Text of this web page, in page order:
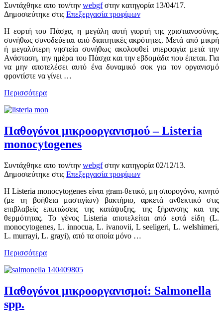
Συντάχθηκε απο τον/την webgfστην κατηγορία 13/04/17.
Δημοσιεύτηκε στις Επεξεργασία τροφίμων
Η εορτή του Πάσχα, η μεγάλη αυτή γιορτή της χριστιανοσύνης,
συνήθως συνοδεύεται από διαιτητικές ακρότητες. Μετά από μικρή
ή μεγαλύτερη νηστεία συνήθως ακολουθεί υπερφαγία μετά την
Ανάσταση, την ημέρα του Πάσχα και την εβδομάδα που έπεται. Για
να μην αποτελέσει αυτό ένα δυναμικό σοκ για τον οργανισμό
φροντίστε να γίνει …
Περισσότερα
Παθογόνοι μικροοργανισμού – Listeria
monocytogenes
Συντάχθηκε απο τον/την webgfστην κατηγορία 02/12/13.
Δημοσιεύτηκε στις Επεξεργασία τροφίμων
Η Listeria monocytogenes είναι gram-θετικό, μη σπορογόνο, κινητό
(με τη βοήθεια μαστιγίων) βακτήριο, αρκετά ανθεκτικό στις
επιβλαβείς επιπτώσεις της κατάψυξης, της ξήρανσης και της
θερμότητας. Το γένος Listeria αποτελείται από εφτά είδη (L.
monocytogenes, L. innocua, L. ivanovii, L seeligeri, L. welshimeri,
L. murrayi, L. grayi), από τα οποία μόνο …
Περισσότερα
Παθογόνοι μικροοργανισμοί: Salmonella
spp.